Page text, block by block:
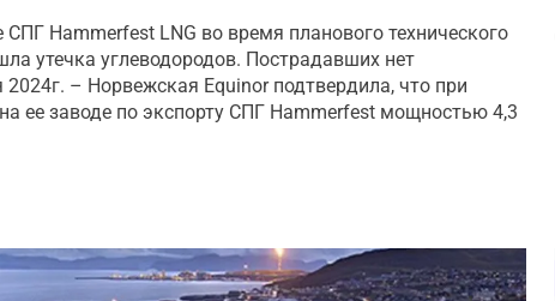
Hammerfest LNG во время планового технического
утечка углеводородов. Пострадавших нет
2024г. – Норвежская Equinor подтвердила, что при
ее заводе по экспорту СПГ Hammerfest мощностью 4,3